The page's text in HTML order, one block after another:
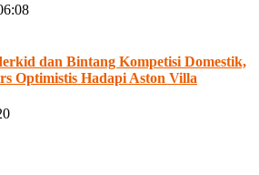
dan Bintang Kompetisi Domestik,
Optimistis Hadapi Aston Villa